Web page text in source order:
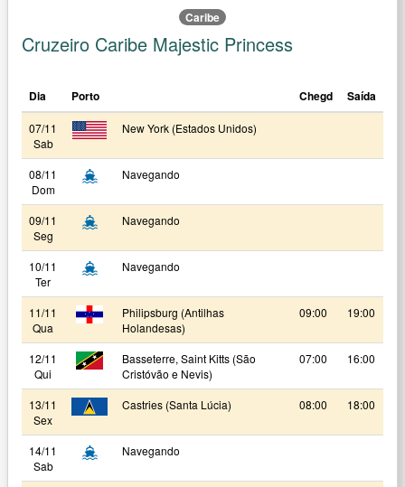
Caribe
Cruzeiro Caribe Majestic Princess
Dia Porto Chegd Saída
07/11
Sab
New York (Estados Unidos)
08/11
Dom
Navegando
09/11
Seg
Navegando
10/11
Ter
Navegando
11/11
Qua
Philipsburg (Antilhas
Holandesas)
09:00 19:00
12/11
Qui
Basseterre, Saint Kitts (São
Cristóvão e Nevis)
07:00 16:00
13/11
Sex
Castries (Santa Lúcia) 08:00 18:00
14/11
Sab
Navegando